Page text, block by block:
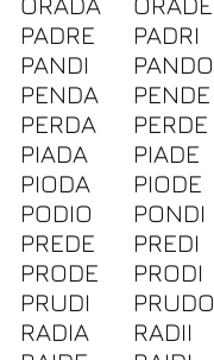
PADRE
PADRI
PANDI
PANDO
PENDA
PENDE
PERDA
PERDE
PIADA
PIADE
PIODA
PIODE
PODIO
PONDI
PREDE
PREDI
PRODE
PRODI
PRUDI
PRUDO
RADIA
RADII